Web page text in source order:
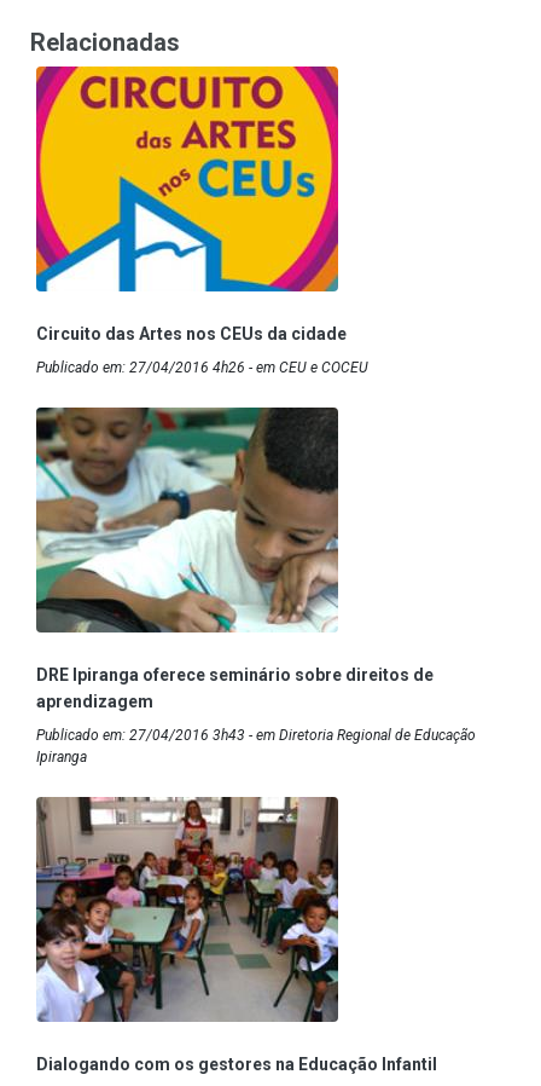
Relacionadas
Circuito das Artes nos CEUs da cidade
Publicado em: 27/04/2016 4h26 - em CEU e COCEU
DRE Ipiranga oferece seminário sobre direitos de
aprendizagem
Publicado em: 27/04/2016 3h43 - em Diretoria Regional de Educação
Ipiranga
Dialogando com os gestores na Educação Infantil